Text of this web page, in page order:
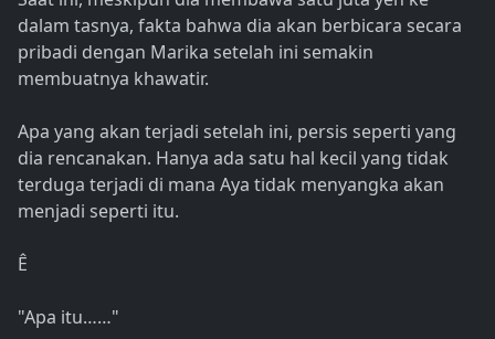
dalam tasnya, fakta bahwa dia akan berbicara secara
pribadi dengan Marika setelah ini semakin
membuatnya khawatir.
Apa yang akan terjadi setelah ini, persis seperti yang
dia rencanakan. Hanya ada satu hal kecil yang tidak
terduga terjadi di mana Aya tidak menyangka akan
menjadi seperti itu.
Ê
"Apa itu……"